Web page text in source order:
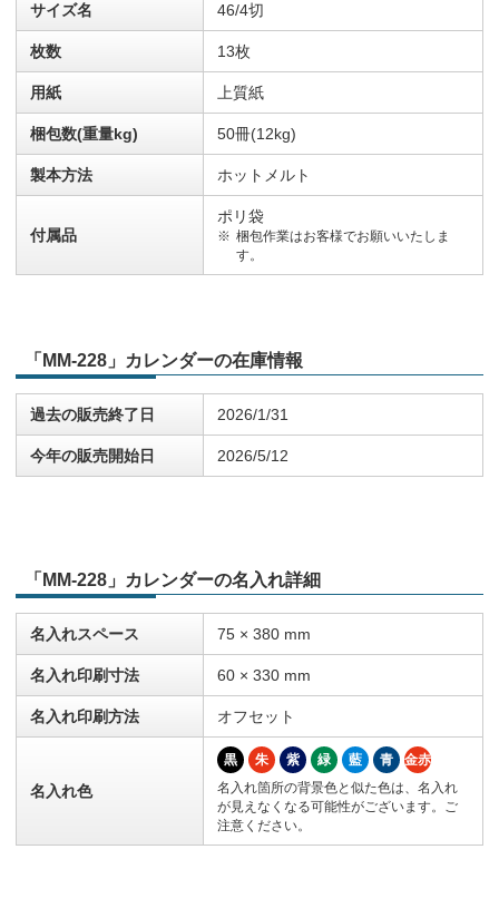
サイズ名 46/4切
枚数 13枚
用紙 上質紙
梱包数(重量kg) 50冊(12kg)
製本方法 ホットメルト
付属品
ポリ袋
梱包作業はお客様でお願いいたしま
す。
「MM-228」カレンダーの在庫情報
過去の販売終了日 2026/1/31
今年の販売開始日 2026/5/12
「MM-228」カレンダーの名入れ詳細
名入れスペース 75 × 380 mm
名入れ印刷寸法 60 × 330 mm
名入れ印刷方法 オフセット
名入れ色
黒 朱 紫 緑 藍 青
金赤
名入れ箇所の背景色と似た色は、名入れ
が見えなくなる可能性がございます。ご
注意ください。